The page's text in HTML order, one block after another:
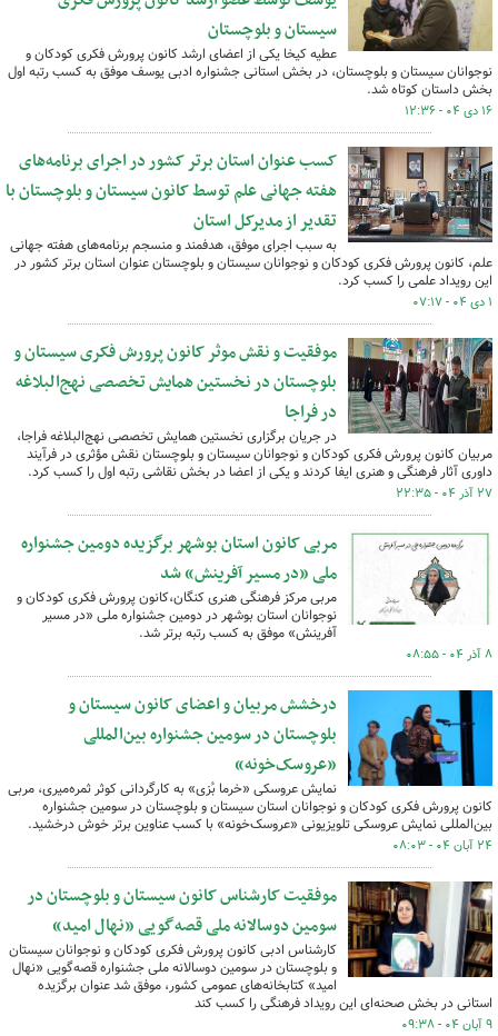
سیستان و بلوچستان
عطیه کیخا یکی از اعضای ارشد کانون پرورش فکری کودکان و
نوجوانان سیستان و بلوچستان، در بخش استانی جشنواره ادبی یوسف موفق به کسب رتبه اول
بخش داستان کوتاه شد.
۱۶ دی ۰۴ - ۱۲:۳۶
کسب عنوان استان برتر کشور در اجرای برنامه‌های
هفته جهانی علم توسط کانون سیستان و بلوچستان با
تقدیر از مدیرکل استان
به سبب اجرای موفق، هدفمند و منسجم برنامه‌های هفته جهانی
علم، کانون پرورش فکری کودکان و نوجوانان سیستان و بلوچستان عنوان استان برتر کشور در
این رویداد علمی را کسب کرد.
۱ دی ۰۴ - ۰۷:۱۷
موفقیت و نقش موثر کانون پرورش فکری سیستان و
بلوچستان در نخستین همایش تخصصی نهج‌البلاغه
در فراجا
در جریان برگزاری نخستین همایش تخصصی نهج‌البلاغه فراجا،
مربیان کانون پرورش فکری کودکان و نوجوانان سیستان و بلوچستان نقش مؤثری در فرآیند
داوری آثار فرهنگی و هنری ایفا کردند و یکی از اعضا در بخش نقاشی رتبه اول را کسب کرد.
۲۷ آذر ۰۴ - ۲۲:۳۵
مربی کانون استان بوشهر برگزیده دومین جشنواره
ملی «در مسیر آفرینش» شد
مربی مرکز فرهنگی هنری کنگان،کانون پرورش فکری کودکان و
نوجوانان استان بوشهر در دومین جشنواره ملی «در مسیر
آفرینش» موفق به کسب رتبه برتر شد.
۸ آذر ۰۴ - ۰۸:۵۵
درخشش مربیان و اعضای کانون سیستان و
بلوچستان در سومین جشنواره بین‌المللی
«عروسک‌خونه»
نمایش عروسکی «خرما بُزی» به کارگردانی کوثر ثمره‌میری، مربی
کانون پرورش فکری کودکان و نوجوانان استان سیستان و بلوچستان در سومین جشنواره
بین‌المللی نمایش عروسکی تلویزیونی «عروسک‌خونه» با کسب عناوین برتر خوش درخشید.
۲۴ آبان ۰۴ - ۰۸:۰۳
موفقیت کارشناس کانون سیستان و بلوچستان در
سومین دوسالانه ملی قصه‌گویی «نهال امید»
کارشناس ادبی کانون پرورش فکری کودکان و نوجوانان سیستان
و بلوچستان در سومین دوسالانه ملی جشنواره قصه‌گویی «نهال
امید» کتابخانه‌های عمومی کشور، موفق شد عنوان برگزیده
استانی در بخش صحنه‌ای این رویداد فرهنگی را کسب کند
۹ آبان ۰۴ - ۰۹:۳۸